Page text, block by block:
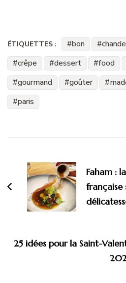
ÉTIQUETTES : bon
crêpe
dessert food
gourmand
goûter
paris
d'article
Faham :
française
25 idées pour la Saint-